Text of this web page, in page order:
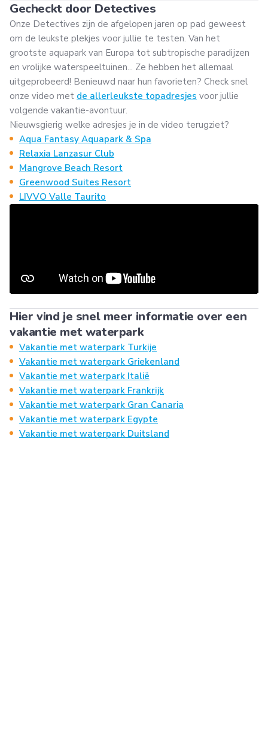
Gecheckt door Detectives
Onze Detectives zijn de afgelopen jaren op pad geweest
om de leukste plekjes voor jullie te testen. Van het
grootste aquapark van Europa tot subtropische paradijzen
en vrolijke waterspeeltuinen... Ze hebben het allemaal
uitgeprobeerd! Benieuwd naar hun favorieten? Check snel
onze video met de allerleukste topadresjes voor jullie
volgende vakantie-avontuur.
Nieuwsgierig welke adresjes je in de video terugziet?
Aqua Fantasy Aquapark & Spa
Relaxia Lanzasur Club
Mangrove Beach Resort
Greenwood Suites Resort
LIVVO Valle Taurito
Hier vind je snel meer informatie over een
vakantie met waterpark
Vakantie met waterpark Turkije
Vakantie met waterpark Griekenland
Vakantie met waterpark Italië
Vakantie met waterpark Frankrijk
Vakantie met waterpark Gran Canaria
Vakantie met waterpark Egypte
Vakantie met waterpark Duitsland